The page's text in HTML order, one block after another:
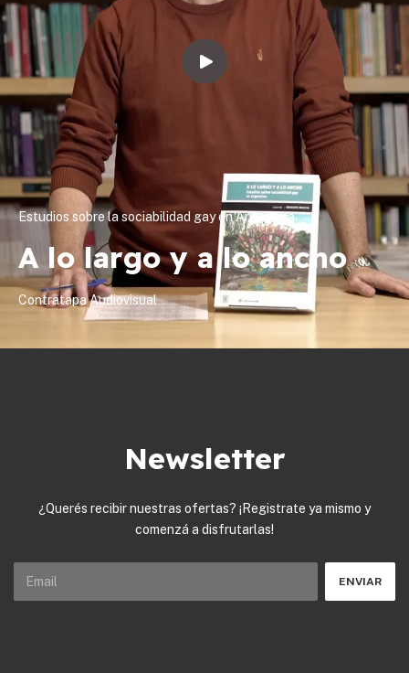
Estudios sobre la sociabilidad gay en Argentina
A lo largo y a lo ancho
Contratapa Audiovisual
Newsletter
¿Querés recibir nuestras ofertas? ¡Registrate ya mismo y
comenzá a disfrutarlas!